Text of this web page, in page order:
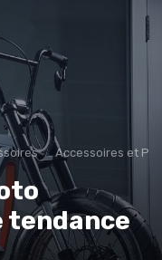
Accessoires et
tendance